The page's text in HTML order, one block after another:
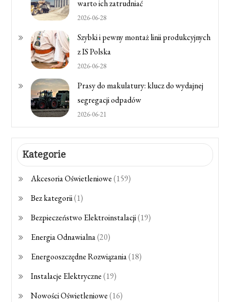
warto ich zatrudniać
2026-06-28
Szybki i pewny montaż linii produkcyjnych
z IS Polska
2026-06-28
Prasy do makulatury: klucz do wydajnej
segregacji odpadów
2026-06-21
Kategorie
Akcesoria Oświetleniowe(159)
Bez kategorii(1)
Bezpieczeństwo Elektroinstalacji(19)
Energia Odnawialna(20)
Energooszczędne Rozwiązania(18)
Instalacje Elektryczne(19)
Nowości Oświetleniowe(16)